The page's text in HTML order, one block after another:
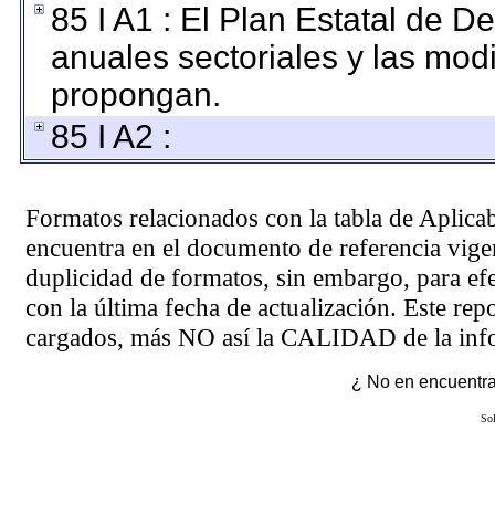
85 I A1 : El Plan Estatal de
anuales sectoriales y las
propongan.
85 I A2 :
Formatos relacionados con la tabla de
encuentra en el documento de referencia
duplicidad de formatos, sin embargo, para
con la última fecha de actualización. Este
cargados, más NO así la CALIDAD de la
¿ No en